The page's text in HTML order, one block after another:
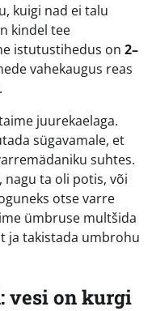
kuigi nad ei talu
kindel tee
istutustihedus on 2–
vahekaugus reas
juurekaelaga.
sügavamale, et
suhtes.
nagu ta oli potis, või
otse varre
ümbruse multšida
ja takistada umbrohu
vesi on kurgi